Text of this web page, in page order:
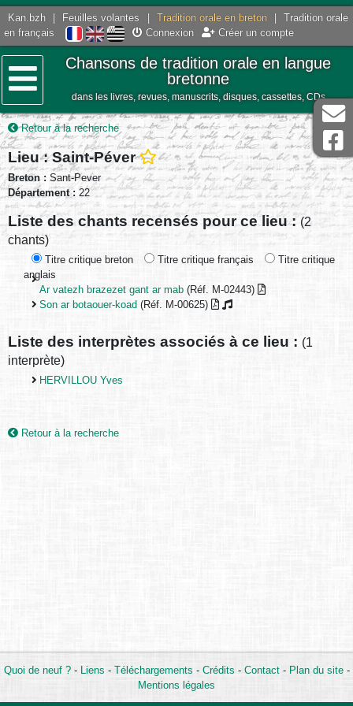
Kan.bzh Feuilles volantes Tradition orale en breton
Tradition orale
en français
Connexion Créer un compte
Menu
Chansons de tradition orale en langue
bretonne
dans les livres, revues, manuscrits, disques, cassettes, CDs
Retour à la recherche
Lieu : Saint-Péver
Breton : Sant-Pever
Département : 22
Liste des chants recensés pour ce lieu : (2
chants)
Titre critique breton Titre critique français
Titre critique
anglais
Ar vatezh brazezet gant ar mab (Réf. M-02443)
Son ar botaouer-koad (Réf. M-00625)
Liste des interprètes associés à ce lieu : (1
interprète)
HERVILLOU Yves
Retour à la recherche
Quoi de neuf ?- Liens - Téléchargements - Crédits - Contact- Plan du site-
Mentions légales